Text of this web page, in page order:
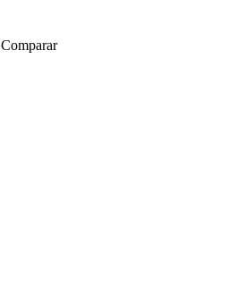
Comparar